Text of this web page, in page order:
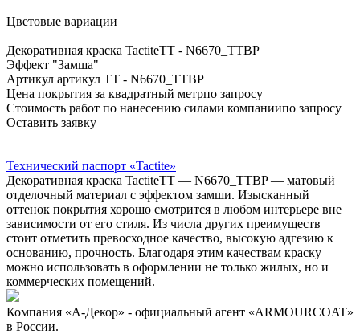
Цветовые вариации
Декоративная краска TactiteTT - N6670_TTBP
Эффект "Замша"
Артикул артикул TT - N6670_TTBP
Цена покрытия за квадратный метрпо запросу
Стоимость работ по нанесению силами компаниипо запросу
Оставить заявку
Технический паспорт «Tactite»
Декоративная краска TactiteTT — N6670_TTBP— матовый
отделочный материал с эффектом замши. Изысканный
оттенок покрытия хорошо смотрится в любом интерьере вне
зависимости от его стиля. Из числа других преимуществ
стоит отметить превосходное качество, высокую адгезию к
основанию, прочность. Благодаря этим качествам краску
можно использовать в оформлении не только жилых, но и
коммерческих помещений.
Компания «А-Декор» - официальный агент «ARMOURCOAT»
в России.